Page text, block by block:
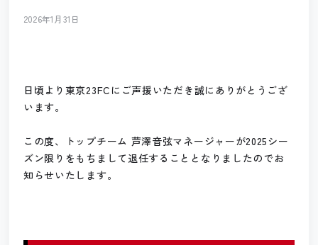
2026年1月31日
日頃より東京23FCにご声援いただき誠にありがとうござ
います。
この度、トップチーム 芦澤音弦マネージャーが2025シー
ズン限りをもちまして退任することとなりましたのでお
知らせいたします。